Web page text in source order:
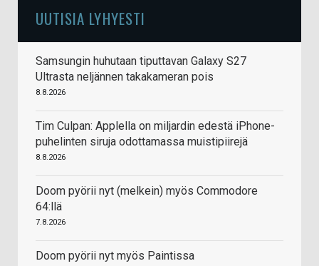
UUTISIA LYHYESTI
Samsungin huhutaan tiputtavan Galaxy S27
Ultrasta neljännen takakameran pois
8.8.2026
Tim Culpan: Applella on miljardin edestä iPhone-
puhelinten siruja odottamassa muistipiirejä
8.8.2026
Doom pyörii nyt (melkein) myös Commodore
64:llä
7.8.2026
Doom pyörii nyt myös Paintissa